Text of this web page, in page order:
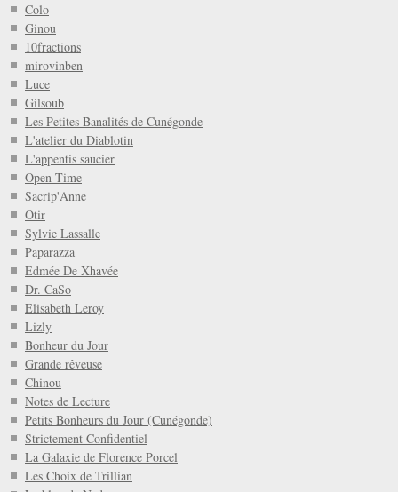
Colo
Ginou
10fractions
mirovinben
Luce
Gilsoub
Les Petites Banalités de Cunégonde
L'atelier du Diablotin
L'appentis saucier
Open-Time
Sacrip'Anne
Otir
Sylvie Lassalle
Paparazza
Edmée De Xhavée
Dr. CaSo
Elisabeth Leroy
Lizly
Bonheur du Jour
Grande rêveuse
Chinou
Notes de Lecture
Petits Bonheurs du Jour (Cunégonde)
Strictement Confidentiel
La Galaxie de Florence Porcel
Les Choix de Trillian